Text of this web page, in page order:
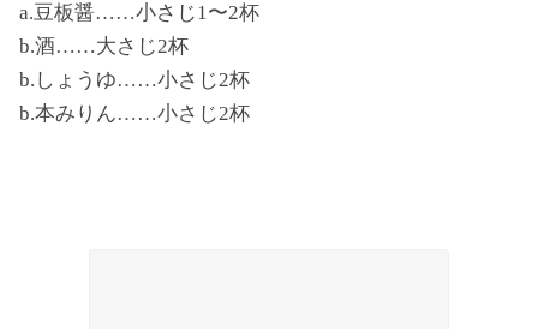
a.豆板醤……小さじ1〜2杯
b.酒……大さじ2杯
b.しょうゆ……小さじ2杯
b.本みりん……小さじ2杯